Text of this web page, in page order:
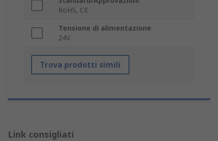
RoHS, CE
Tensione di alimentazione
24V
Trova prodotti simili
Link consigliati